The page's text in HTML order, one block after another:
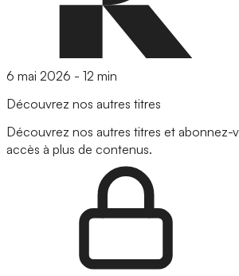
6 mai 2026 - 12 min
Découvrez nos autres titres
Découvrez nos autres titres et abonnez-
accès à plus de contenus.